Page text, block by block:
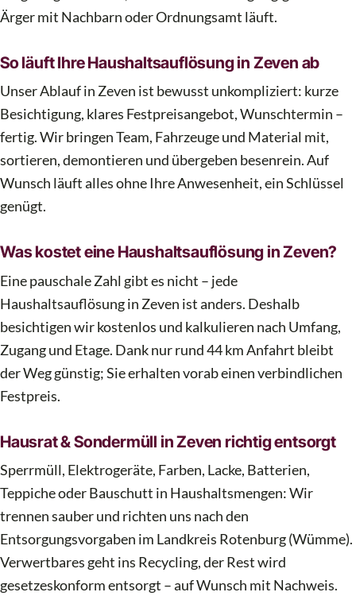
Ärger mit Nachbarn oder Ordnungsamt läuft.
So läuft Ihre Haushaltsauflösung in Zeven ab
Unser Ablauf in Zeven ist bewusst unkompliziert: kurze
Besichtigung, klares Festpreisangebot, Wunschtermin –
fertig. Wir bringen Team, Fahrzeuge und Material mit,
sortieren, demontieren und übergeben besenrein. Auf
Wunsch läuft alles ohne Ihre Anwesenheit, ein Schlüssel
genügt.
Was kostet eine Haushaltsauflösung in Zeven?
Eine pauschale Zahl gibt es nicht – jede
Haushaltsauflösung in Zeven ist anders. Deshalb
besichtigen wir kostenlos und kalkulieren nach Umfang,
Zugang und Etage. Dank nur rund 44 km Anfahrt bleibt
der Weg günstig; Sie erhalten vorab einen verbindlichen
Festpreis.
Hausrat & Sondermüll in Zeven richtig entsorgt
Sperrmüll, Elektrogeräte, Farben, Lacke, Batterien,
Teppiche oder Bauschutt in Haushaltsmengen: Wir
trennen sauber und richten uns nach den
Entsorgungsvorgaben im Landkreis Rotenburg (Wümme).
Verwertbares geht ins Recycling, der Rest wird
gesetzeskonform entsorgt – auf Wunsch mit Nachweis.